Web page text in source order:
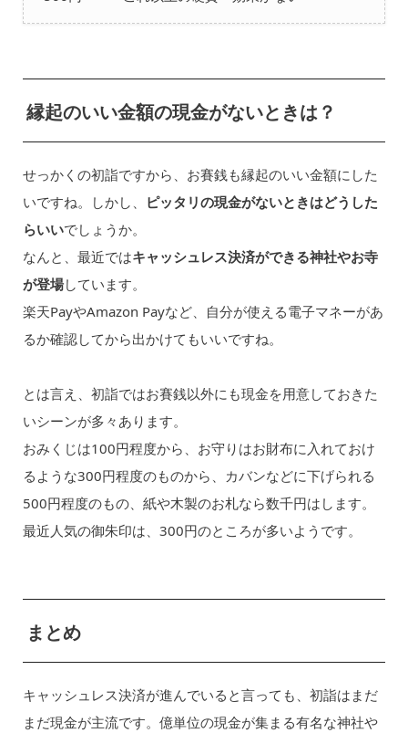
縁起のいい金額の現金がないときは？
せっかくの初詣ですから、お賽銭も縁起のいい金額にした
いですね。しかし、
ピッタリの現金がないときはどうした
らいいでしょうか。
なんと、最近ではキャッシュレス決済ができる神社やお寺
が登場しています。
楽天PayやAmazon Payなど、自分が使える電子マネーがあ
るか確認してから出かけてもいいですね。
とは言え、初詣ではお賽銭以外にも現金を用意しておきた
いシーンが多々あります。
おみくじは100円程度から、お守りはお財布に入れておけ
るような300円程度のものから、カバンなどに下げられる
500円程度のもの、紙や木製のお札なら数千円はします。
最近人気の御朱印は、300円のところが多いようです。
まとめ
キャッシュレス決済が進んでいると言っても、初詣はまだ
まだ現金が主流です。億単位の現金が集まる有名な神社や